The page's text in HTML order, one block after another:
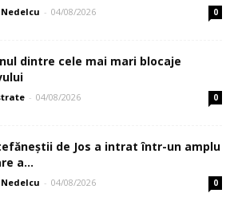
- 04/08/2026 0
dintre cele mai mari blocaje
- 04/08/2026 0
de Jos a intrat într-un amplu
a...
- 04/08/2026 0